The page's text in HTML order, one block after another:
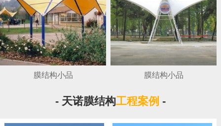
膜结构小品 膜结构小品
- 天诺膜结构工程案例 -